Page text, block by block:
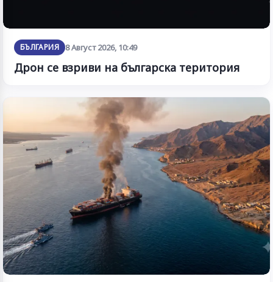
БЪЛГАРИЯ 8 Август 2026, 10:49
Дрон се взриви на българска територия